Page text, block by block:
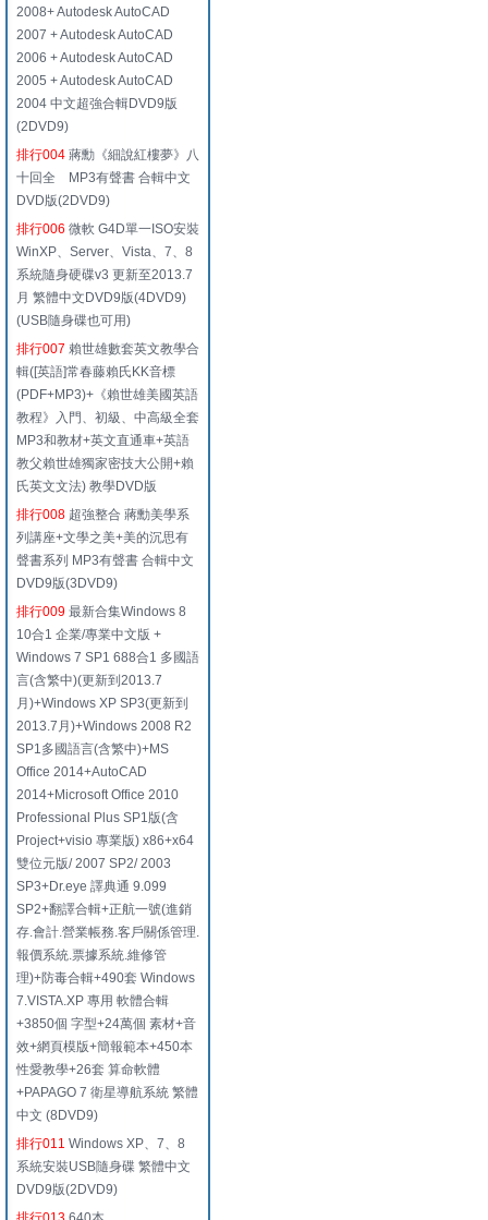
2008+ Autodesk AutoCAD
2007 + Autodesk AutoCAD
2006 + Autodesk AutoCAD
2005 + Autodesk AutoCAD
2004 中文超強合輯DVD9版
(2DVD9)
排行004 蔣勳《細說紅樓夢》八
十回全 MP3有聲書 合輯中文
DVD版(2DVD9)
排行006 微軟 G4D單一ISO安裝
WinXP、Server、Vista、7、8
系統隨身硬碟v3 更新至2013.7
月 繁體中文DVD9版(4DVD9)
(USB隨身碟也可用)
排行007 賴世雄數套英文教學合
輯([英語]常春藤賴氏KK音標
(PDF+MP3)+《賴世雄美國英語
教程》入門、初級、中高級全套
MP3和教材+英文直通車+英語
教父賴世雄獨家密技大公開+賴
氏英文文法) 教學DVD版
排行008 超強整合 蔣勳美學系
列講座+文學之美+美的沉思有
聲書系列 MP3有聲書 合輯中文
DVD9版(3DVD9)
排行009 最新合集Windows 8
10合1 企業/專業中文版 +
Windows 7 SP1 688合1 多國語
言(含繁中)(更新到2013.7
月)+Windows XP SP3(更新到
2013.7月)+Windows 2008 R2
SP1多國語言(含繁中)+MS
Office 2014+AutoCAD
2014+Microsoft Office 2010
Professional Plus SP1版(含
Project+visio 專業版) x86+x64
雙位元版/ 2007 SP2/ 2003
SP3+Dr.eye 譯典通 9.099
SP2+翻譯合輯+正航一號(進銷
存.會計.營業帳務.客戶關係管理.
報價系統.票據系統.維修管
理)+防毒合輯+490套 Windows
7.VISTA.XP 專用 軟體合輯
+3850個 字型+24萬個 素材+音
效+網頁模版+簡報範本+450本
性愛教學+26套 算命軟體
+PAPAGO 7 衛星導航系統 繁體
中文 (8DVD9)
排行011 Windows XP、7、8
系統安裝USB隨身碟 繁體中文
DVD9版(2DVD9)